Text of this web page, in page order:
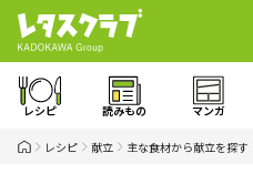
レシピ 読みもの マンガ
レシピ 献立 主な食材から献立を探す